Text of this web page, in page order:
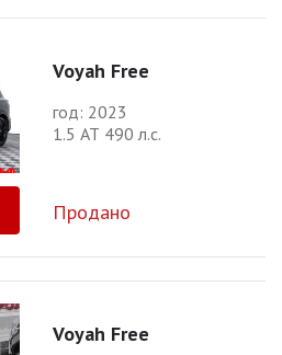
Voyah Free
год: 2023
1.5 АТ 490 л.с.
Продано
Voyah Free